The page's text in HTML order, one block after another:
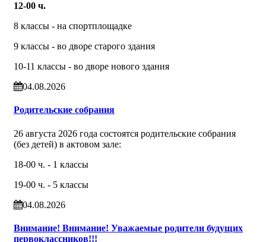
12-00 ч.
8 классы - на спортплощадке
9 классы - во дворе старого здания
10-11 классы - во дворе нового здания
04.08.2026
Родительские собрания
26 августа 2026 года состоятся родительские собрания
(без детей) в актовом зале:
18-00 ч. - 1 классы
19-00 ч. - 5 классы
04.08.2026
Внимание! Внимание! Уважаемые родители будущих
первоклассников!!!